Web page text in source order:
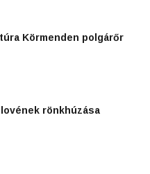
Körmenden polgárőr
rönkhúzása